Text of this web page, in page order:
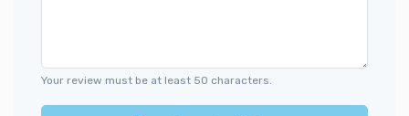
Your review must be at least 50 characters.